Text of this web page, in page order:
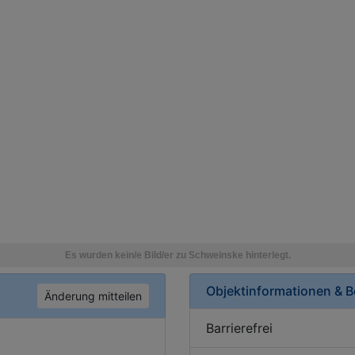
Änderung mitteilen Objektinformationen &
Barrierefrei